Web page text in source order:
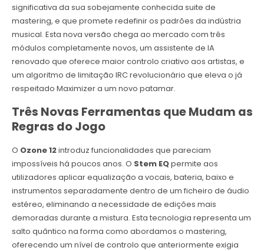
significativa da sua sobejamente conhecida suite de
mastering, e que promete redefinir os padrões da indústria
musical. Esta nova versão chega ao mercado com três
módulos completamente novos, um assistente de IA
renovado que oferece maior controlo criativo aos artistas, e
um algoritmo de limitação IRC revolucionário que eleva o já
respeitado Maximizer a um novo patamar.
Três Novas Ferramentas que Mudam as
Regras do Jogo
O Ozone 12introduz funcionalidades que pareciam
impossíveis há poucos anos. O Stem EQpermite aos
utilizadores aplicar equalização a vocais, bateria, baixo e
instrumentos separadamente dentro de um ficheiro de áudio
estéreo, eliminando a necessidade de edições mais
demoradas durante a mistura. Esta tecnologia representa um
salto quântico na forma como abordamos o mastering,
oferecendo um nível de controlo que anteriormente exigia